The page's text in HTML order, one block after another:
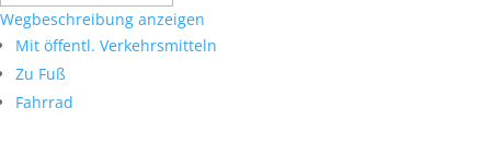
Wegbeschreibung anzeigen
Mit öffentl. Verkehrsmitteln
Zu Fuß
Fahrrad